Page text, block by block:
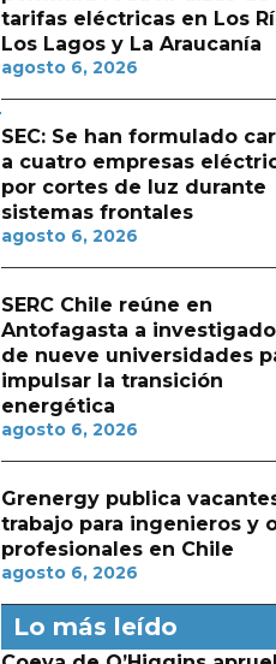
tarifas eléctricas en Los
Los Lagos y La Araucanía
agosto 6, 2026
SEC: Se han formulado
a cuatro empresas
por cortes de luz durante
sistemas frontales
agosto 6, 2026
SERC Chile reúne en
Antofagasta a
de nueve universidades
impulsar la transición
energética
agosto 6, 2026
Grenergy publica
trabajo para ingenieros y
profesionales en Chile
agosto 6, 2026
Lo más leído